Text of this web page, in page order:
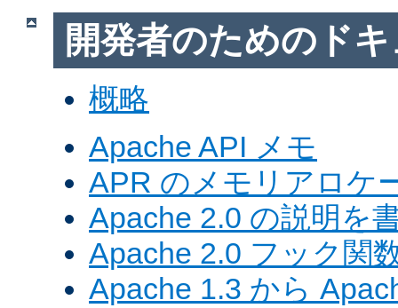
開発者のためのド
概略
Apache API メモ
APR のメモリアロケ
Apache 2.0 の説明を
Apache 2.0 フック関
Apache 1.3 から